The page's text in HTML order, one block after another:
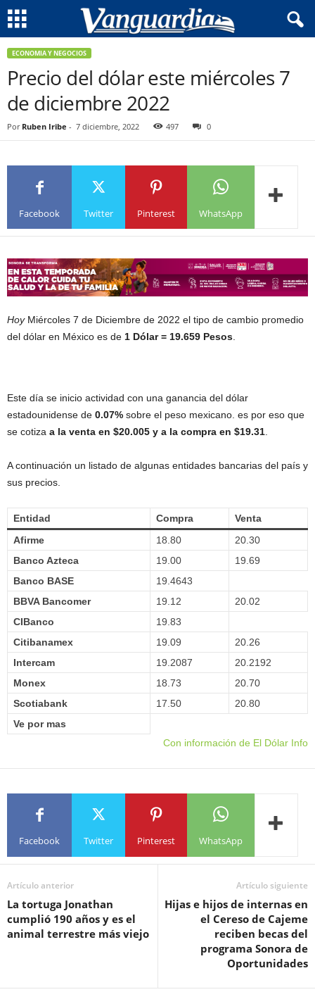
ECONOMIA Y NEGOCIOS
Precio del dólar este miércoles 7
de diciembre 2022
Por Ruben Iribe - 7 diciembre, 2022 497 0
Facebook Twitter Pinterest WhatsApp
HoyMiércoles 7 de Diciembre de 2022 el tipo de cambio promedio
del dólar en México es de 1 Dólar = 19.659 Pesos
Este día se inicio actividad con una ganancia del dólar
estadounidense de 0.07% sobre el peso mexicano. es por eso que
se cotiza a la venta en $20.005 y a la compra en $19.31
A continuación un listado de algunas entidades bancarias del país y
sus precios.
Entidad Compra
Venta
Afirme
18.80
20.30
Banco Azteca
19.00
19.69
Banco BASE
19.4643
BBVA Bancomer
19.12
20.02
CIBanco
19.83
Citibanamex
19.09
20.26
Intercam
19.2087
20.2192
Monex
18.73
20.70
Scotiabank
17.50
20.80
Ve por mas
Con información de El Dólar Info
Facebook Twitter Pinterest WhatsApp
Artículo anterior
La tortuga Jonathan
cumplió 190 años y es el
animal terrestre más viejo
Artículo siguiente
Hijas e hijos de internas en
el Cereso de Cajeme
reciben becas del
programa Sonora de
Oportunidades